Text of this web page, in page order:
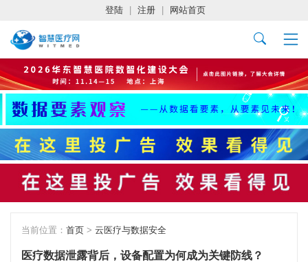
登陆 注册 网站首页
当前位置： 首页 > 云医疗与数据安全
医疗数据泄露背后，设备配置为何成为关键防线？